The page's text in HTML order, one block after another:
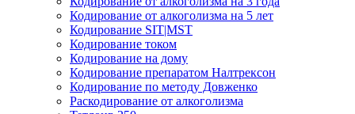
Кодирование от алкоголизма на 5 лет
Кодирование SIT|MST
Кодирование током
Кодирование на дому
Кодирование препаратом Налтрексон
Кодирование по методу Довженко
Раскодирование от алкоголизма